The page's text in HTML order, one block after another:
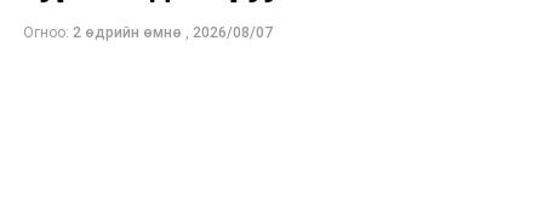
Огноо: 2 өдрийн өмнө , 2026/08/07